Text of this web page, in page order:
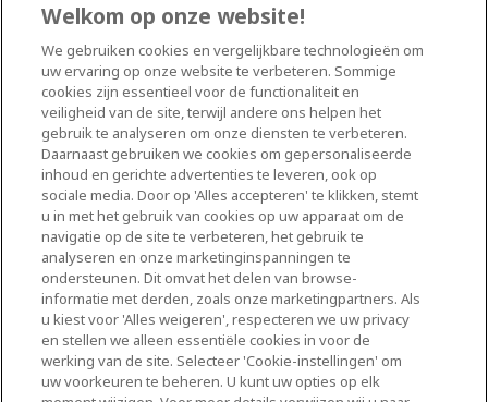
HR Consultant Industrie & Logistiek –
Oudenaarde
Oudenaarde Full Time
HR Consultant Onsite – Key Account –
Vilvoorde & Zellik
Vilvoorde Full Time
Hr Administratief Medewerker
Gent Full Time
Welkom op onze website!
We gebruiken cookies en vergelijkbare technologieën om
uw ervaring op onze website te verbeteren. Sommige
cookies zijn essentieel voor de functionaliteit en
veiligheid van de site, terwijl andere ons helpen het
gebruik te analyseren om onze diensten te verbeteren.
Daarnaast gebruiken we cookies om gepersonaliseerde
inhoud en gerichte advertenties te leveren, ook op
sociale media. Door op 'Alles accepteren' te klikken, stemt
u in met het gebruik van cookies op uw apparaat om de
navigatie op de site te verbeteren, het gebruik te
analyseren en onze marketinginspanningen te
ondersteunen. Dit omvat het delen van browse-
informatie met derden, zoals onze marketingpartners. Als
u kiest voor 'Alles weigeren', respecteren we uw privacy
en stellen we alleen essentiële cookies in voor de
werking van de site. Selecteer 'Cookie-instellingen' om
uw voorkeuren te beheren. U kunt uw opties op elk